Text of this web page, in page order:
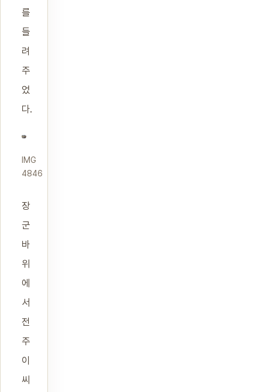
를
들
려
주
었
다.
IMG
4846
장
군
바
위
에
서
전
주
이
씨